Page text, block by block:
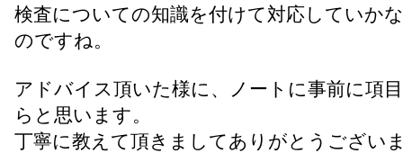
検査についての知識を付けて対応していか
のですね。
アドバイス頂いた様に、ノートに事前に項
らと思います。
丁寧に教えて頂きましてありがとうござい